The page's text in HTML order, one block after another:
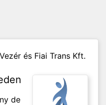
Vezér és Fiai Trans Kft.
de